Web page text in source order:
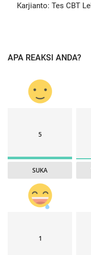
Karjianto: Tes CBT
APA REAKSI ANDA?
5
SUKA
1